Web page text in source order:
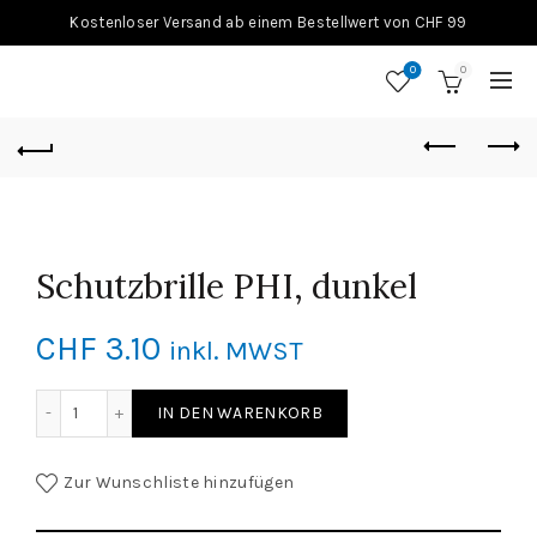
Kostenloser Versand ab einem Bestellwert von CHF 99
0 0
Schutzbrille PHI, dunkel
CHF 3.10 inkl. MWST
IN DEN WARENKORB
Zur Wunschliste hinzufügen